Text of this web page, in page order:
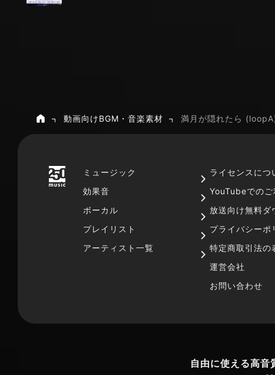
ホーム動画向けBGM・音楽素材 満月が隠れたら
ミュージック
効果音
ボーカル
プレイリスト
アーティスト一覧
ライセンスにつ
YouTubeでのご
放送向け無料ダ
プライバシーポ
特定商取引法の
運営会社
お問い合わせ
自由に使える高